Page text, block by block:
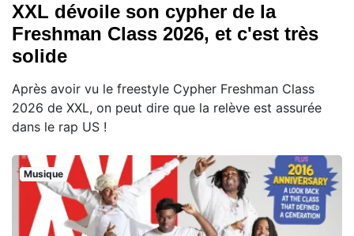
XXL dévoile son cypher de la
Freshman Class 2026, et c'est très
solide
Après avoir vu le freestyle Cypher Freshman Class
2026 de XXL, on peut dire que la relève est assurée
dans le rap US !
Musique